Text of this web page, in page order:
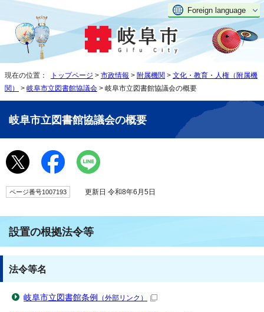
Foreign language
現在の位置： トップページ > 市政情報 > 附属機関 > 文化・教育・人権（附属機
関）
> 岐阜市立図書館協議会 > 岐阜市立図書館協議会の概要
岐阜市立図書館協議会の概要
ページ番号1007193 更新日 令和8年6月5日
設置の根拠法令等
法令等名
岐阜市立図書館条例 （外部リンク）